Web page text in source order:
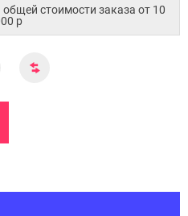
стоимости заказа от 10
p